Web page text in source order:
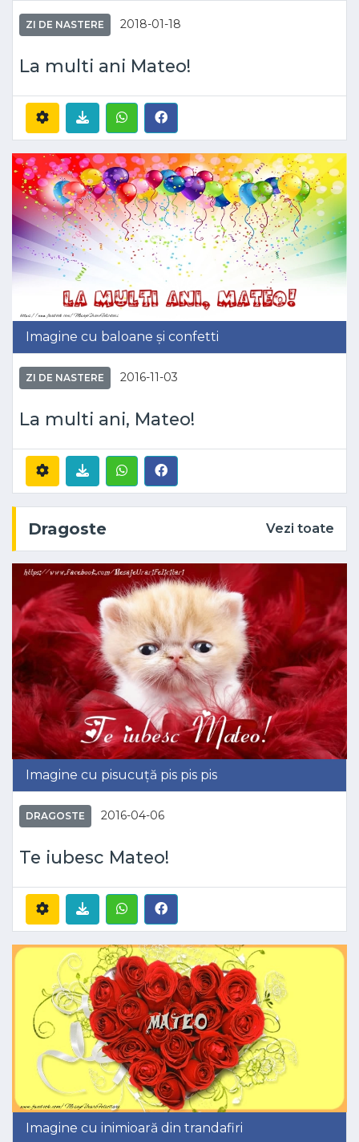
ZI DE NASTERE 2018-01-18
La multi ani Mateo!
Imagine cu baloane și confetti
ZI DE NASTERE 2016-11-03
La multi ani, Mateo!
Dragoste Vezi toate
Imagine cu pisucuță pis pis pis
DRAGOSTE 2016-04-06
Te iubesc Mateo!
Imagine cu inimioară din trandafiri